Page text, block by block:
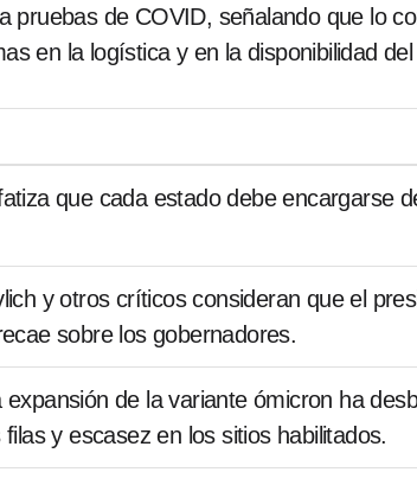
pruebas de COVID, señalando que lo
en la logística y en la disponibilidad
que cada estado debe encargarse
y otros críticos consideran que el
sobre los gobernadores.
expansión de la variante ómicron ha
y escasez en los sitios habilitados.